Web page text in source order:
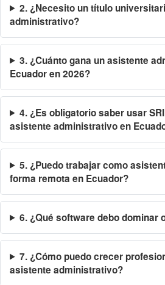
2. ¿Necesito un título
administrativo?
3. ¿Cuánto gana un asistente
Ecuador en 2026?
4. ¿Es obligatorio saber usar
asistente administrativo en
5. ¿Puedo trabajar como
forma remota en Ecuador?
6. ¿Qué software debo dominar
7. ¿Cómo puedo crecer
asistente administrativo?